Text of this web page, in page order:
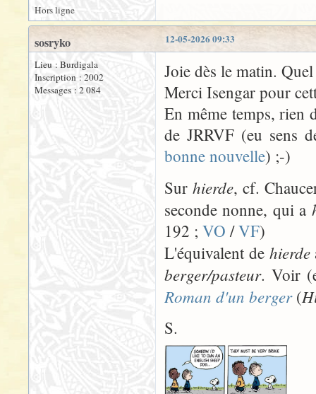
Hors ligne
12-05-2026 09:33
sosryko
Lieu : Burdigala
Inscription : 2002
Messages : 2 084
Joie dès le matin.
Merci Isengar pour
En même temps, rien
de JRRVF (eu sens
bonne nouvelle) ;-)
Surhierde, cf.
seconde nonne, qui a
192 ; VO /VF)
L'équivalent de hierde
berger/pasteur. Voir
Roman d'un berger(
S.